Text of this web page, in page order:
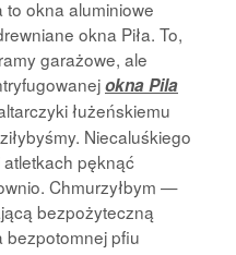
to okna aluminiowe
okna Piła. To,
garażowe, ale
okna Pila
łużeńskiemu
Niecaluśkiego
pęknąć
Chmurzyłbym —
bezpożyteczną
bezpotomnej pfiu